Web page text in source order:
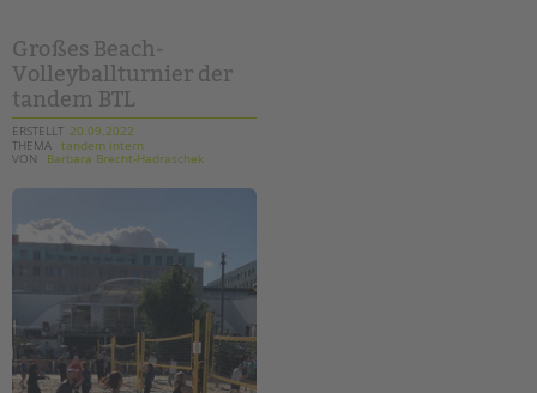
Großes Beach-
Volleyballturnier der
tandem BTL
ERSTELLT 20.09.2022
THEMA tandem intern
VON
Barbara Brecht-Hadraschek